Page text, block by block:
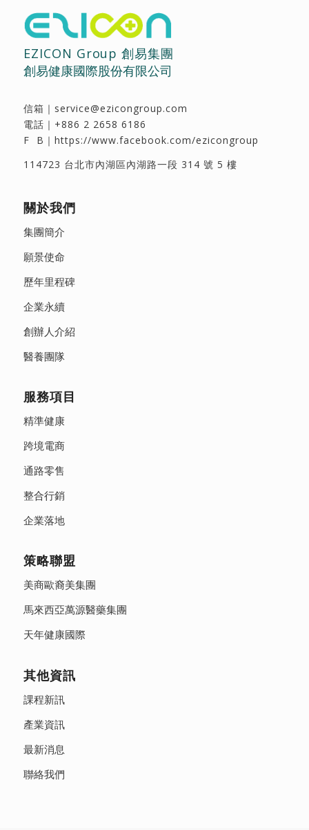
EZICON Group 創易集團
創易健康國際股份有限公司
信箱｜ service@ezicongroup.com
電話｜ +886 2 2658 6186
F B｜ https://www.facebook.com/ezicongroup
114723 台北市內湖區內湖路一段 314 號 5 樓
關於我們
集團簡介
願景使命
歷年里程碑
企業永續
創辦人介紹
醫養團隊
服務項目
精準健康
跨境電商
通路零售
整合行銷
企業落地
策略聯盟
美商歐裔美集團
馬來西亞萬源醫藥集團
天年健康國際
其他資訊
課程新訊
產業資訊
最新消息
聯絡我們